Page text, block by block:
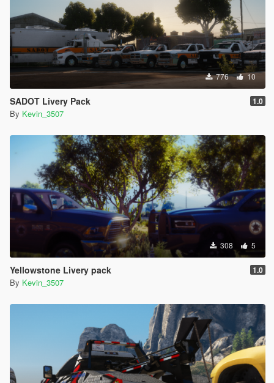
776 10
SADOT Livery Pack 1.0
By Kevin_3507
308 5
Yellowstone Livery pack 1.0
By Kevin_3507